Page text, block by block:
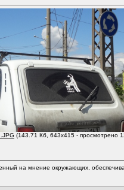
(143.71 Кб, 643x415 - просмотрено
на мнение окружающих,